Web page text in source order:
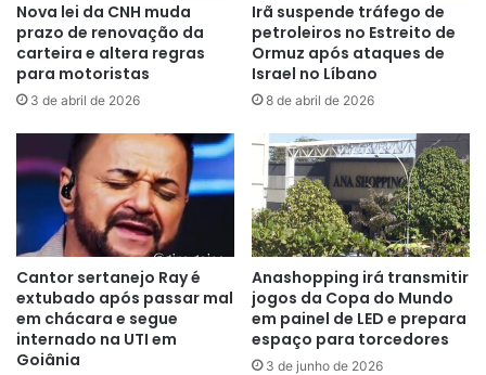
Nova lei da CNH muda
prazo de renovação da
carteira e altera regras
para motoristas
3 de abril de 2026
Irã suspende tráfego de
petroleiros no Estreito de
Ormuz após ataques de
Israel no Líbano
8 de abril de 2026
Cantor sertanejo Ray é
extubado após passar mal
em chácara e segue
internado na UTI em
Goiânia
Anashopping irá transmitir
jogos da Copa do Mundo
em painel de LED e prepara
espaço para torcedores
3 de junho de 2026